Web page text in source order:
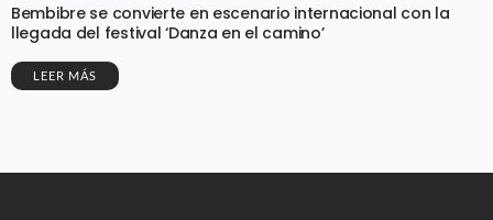
Bembibre se convierte en escenario internacional con la
llegada del festival ‘Danza en el camino’
LEER MÁS